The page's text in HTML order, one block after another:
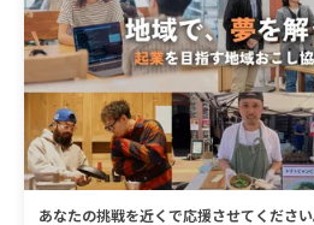
あなたの挑戦を近くで応援させてくださ